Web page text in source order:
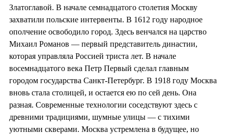
Златоглавой. В начале семнадцатого столетия Москву
захватили польские интервенты. В 1612 году народное
ополчение освободило город. Здесь венчался на царство
Михаил Романов — первый представитель династии,
которая управляла Россией триста лет. В начале
восемнадцатого века Петр Первый сделал главным
городом государства Санкт-Петербург. В 1918 году Москва
вновь стала столицей, и остается ею по сей день. Она
разная. Современные технологии соседствуют здесь с
древними традициями, шумные улицы — с тихими
уютными скверами. Москва устремлена в будущее, но